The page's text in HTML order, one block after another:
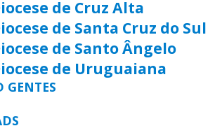
de Cruz Alta
de Santa Cruz do Sul
de Santo Ângelo
de Uruguaiana
GENTES